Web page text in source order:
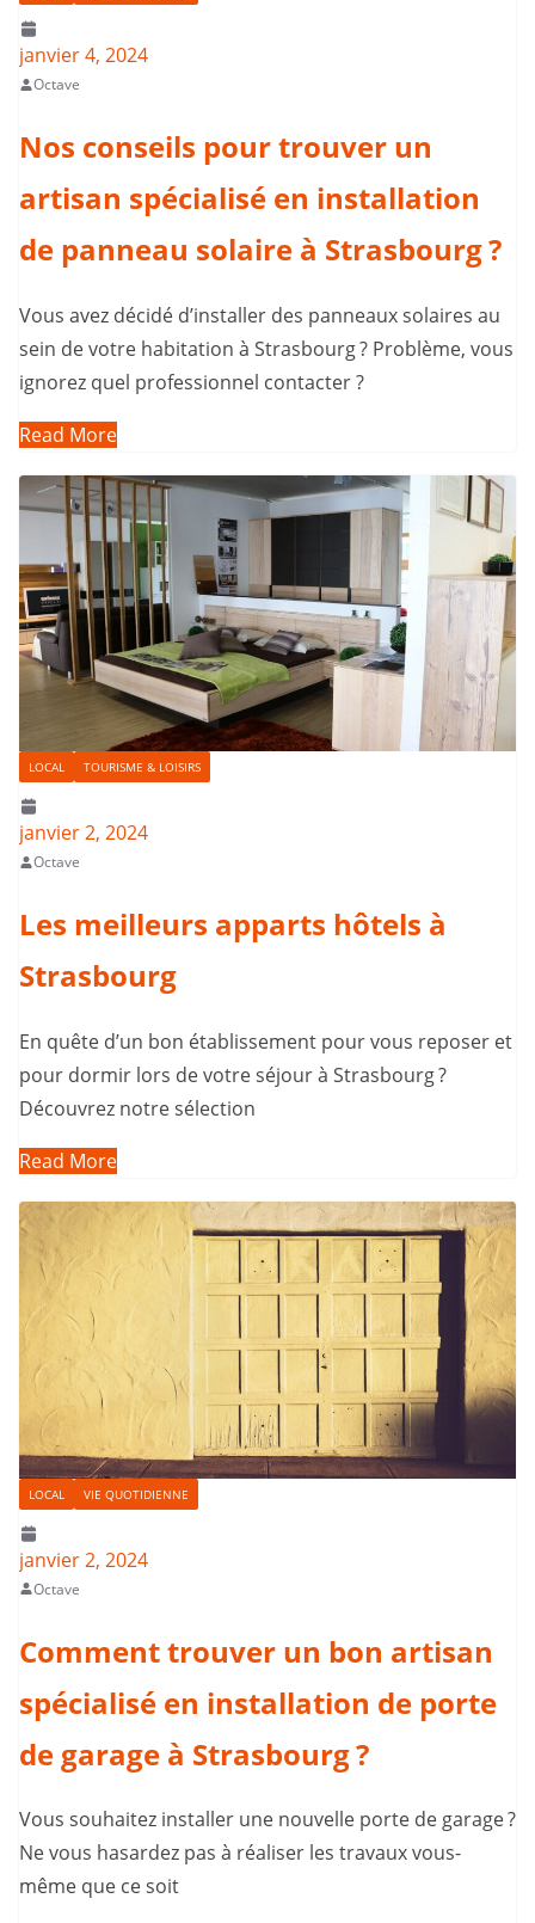
janvier 4, 2024
Octave
Nos conseils pour trouver un
artisan spécialisé en installation
de panneau solaire à Strasbourg ?
Vous avez décidé d’installer des panneaux solaires au
sein de votre habitation à Strasbourg ? Problème, vous
ignorez quel professionnel contacter ?
Read More
LOCAL TOURISME & LOISIRS
janvier 2, 2024
Octave
Les meilleurs apparts hôtels à
Strasbourg
En quête d’un bon établissement pour vous reposer et
pour dormir lors de votre séjour à Strasbourg ?
Découvrez notre sélection
Read More
LOCAL VIE QUOTIDIENNE
janvier 2, 2024
Octave
Comment trouver un bon artisan
spécialisé en installation de porte
de garage à Strasbourg ?
Vous souhaitez installer une nouvelle porte de garage ?
Ne vous hasardez pas à réaliser les travaux vous-
même que ce soit